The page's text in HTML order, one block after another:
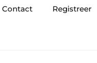
Contact Registreer